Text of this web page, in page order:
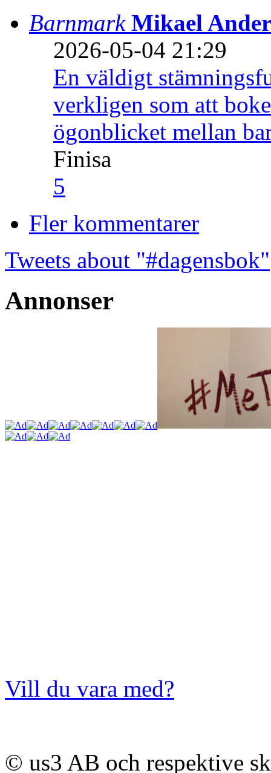
Barnmark Mikael
2026-05-04 21:29
En väldigt
verkligen som att
ögonblicket mellan
Finisa
5
Fler kommentarer
Tweets about "#dagensbok"
Annonser
Vill du vara med?
© us3 AB och respektive